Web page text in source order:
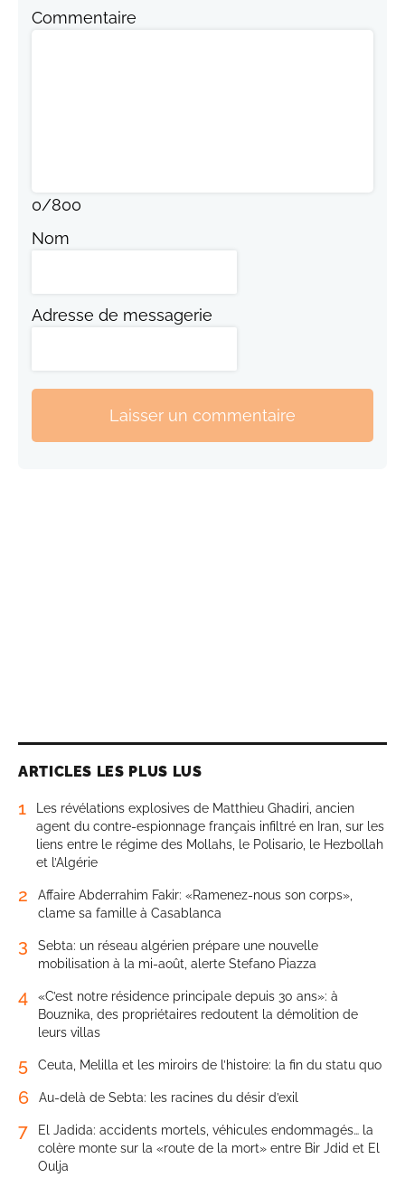
Commentaire
0/800
Nom
Adresse de messagerie
Laisser un commentaire
ARTICLES LES PLUS LUS
1
Les révélations explosives de Matthieu Ghadiri, ancien
agent du contre-espionnage français infiltré en Iran, sur les
liens entre le régime des Mollahs, le Polisario, le Hezbollah
et l’Algérie
2
Affaire Abderrahim Fakir: «Ramenez-nous son corps»,
clame sa famille à Casablanca
3
Sebta: un réseau algérien prépare une nouvelle
mobilisation à la mi-août, alerte Stefano Piazza
4
«C’est notre résidence principale depuis 30 ans»: à
Bouznika, des propriétaires redoutent la démolition de
leurs villas
5 Ceuta, Melilla et les miroirs de l’histoire: la fin du statu quo
6 Au-delà de Sebta: les racines du désir d’exil
7
El Jadida: accidents mortels, véhicules endommagés… la
colère monte sur la «route de la mort» entre Bir Jdid et El
Oulja